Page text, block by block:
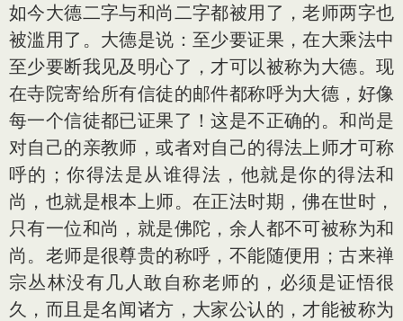
如今大德二字与和尚二字都被用了，老师两字也
被滥用了。大德是说：至少要证果，在大乘法中
至少要断我见及明心了，才可以被称为大德。现
在寺院寄给所有信徒的邮件都称呼为大德，好像
每一个信徒都已证果了！这是不正确的。和尚是
对自己的亲教师，或者对自己的得法上师才可称
呼的；你得法是从谁得法，他就是你的得法和
尚，也就是根本上师。在正法时期，佛在世时，
只有一位和尚，就是佛陀，余人都不可被称为和
尚。老师是很尊贵的称呼，不能随便用；古来禅
宗丛林没有几人敢自称老师的，必须是证悟很
久，而且是名闻诸方，大家公认的，才能被称为